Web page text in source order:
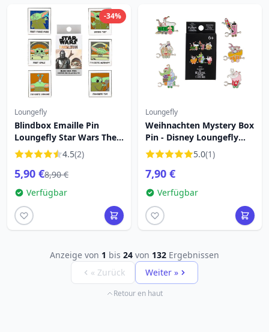
-34%
Loungefly
Blindbox Emaille Pin
Loungefly Star Wars The
Mandalorian Yoda das
Kind sortiert
4.5(2)
5,90 €8,90 €
Verfügbar
Loungefly
Weihnachten Mystery Box
Pin - Disney Loungefly
The Nightmare Before
Christmas
5.0(1)
7,90 €
Verfügbar
Anzeige von 1 bis 24 von 132 Ergebnissen
« Zurück
Weiter »
Retour en haut